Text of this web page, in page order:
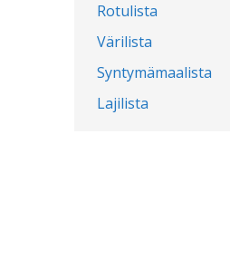
Rotulista
Värilista
Syntymämaalista
Lajilista